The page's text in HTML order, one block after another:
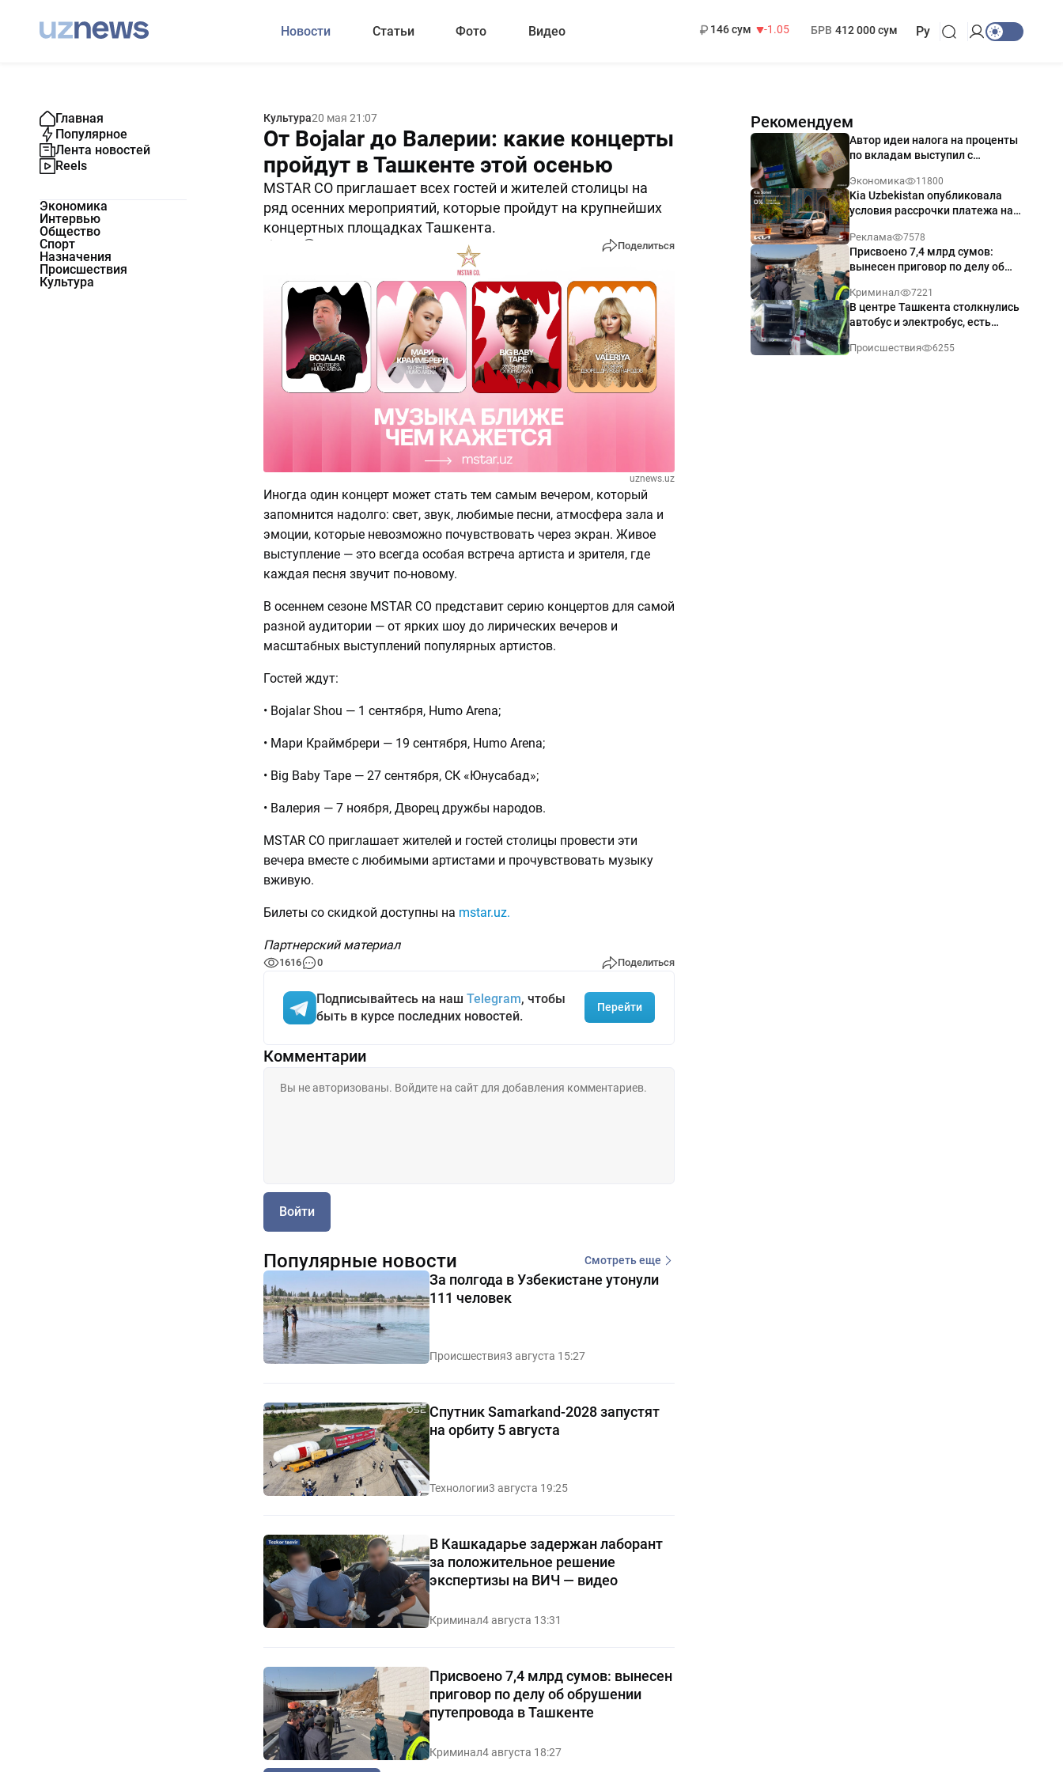
Новости Статьи Фото Видео
146 сум
-1.05
БРВ 412 000 сум Ру
Главная
Популярное
Лента новостей
Reels
Экономика
Интервью
Общество
Спорт
Назначения
Происшествия
Культура
Культура20 мая 21:07
От Bojalar до Валерии: какие концерты
пройдут в Ташкенте этой осенью
MSTAR CO приглашает всех гостей и жителей столицы на
ряд осенних мероприятий, которые пройдут на крупнейших
концертных площадках Ташкента.
Поделиться
uznews.uz
Иногда один концерт может стать тем самым вечером, который
запомнится надолго: свет, звук, любимые песни, атмосфера зала и
эмоции, которые невозможно почувствовать через экран. Живое
выступление — это всегда особая встреча артиста и зрителя, где
каждая песня звучит по-новому.
В осеннем сезоне MSTAR CO представит серию концертов для самой
разной аудитории — от ярких шоу до лирических вечеров и
масштабных выступлений популярных артистов.
Гостей ждут:
• Bojalar Shou — 1 сентября, Humo Arena;
• Мари Краймбрери — 19 сентября, Humo Arena;
• Big Baby Tape — 27 сентября, СК «Юнусабад»;
• Валерия — 7 ноября, Дворец дружбы народов.
MSTAR CO приглашает жителей и гостей столицы провести эти
вечера вместе с любимыми артистами и прочувствовать музыку
вживую.
Билеты со скидкой доступны на mstar.uz.
Партнерский материал
1616 0 Поделиться
Подписывайтесь на наш Telegram, чтобы
быть в курсе последних новостей.
Перейти
Комментарии
Войти
Рекомендуем
Автор идеи налога на проценты
по вкладам выступил с
Экономика 11800
Kia Uzbekistan опубликовала
условия рассрочки платежа на
годовых
Реклама 7578
Присвоено 7,4 млрд сумов:
вынесен приговор по делу об
Ташкенте
Криминал 7221
В центре Ташкента столкнулись
автобус и электробус, есть
Происшествия 6255
Популярные новости Смотреть еще
За полгода в Узбекистане утонули
111 человек
Происшествия3 августа 15:27
Спутник Samarkand-2028 запустят
на орбиту 5 августа
Технологии3 августа 19:25
В Кашкадарье задержан лаборант
за положительное решение
экспертизы на ВИЧ — видео
Криминал4 августа 13:31
Присвоено 7,4 млрд сумов: вынесен
приговор по делу об обрушении
путепровода в Ташкенте
Криминал4 августа 18:27